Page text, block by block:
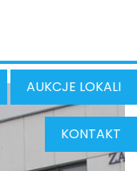
AUKCJE LOKALI
KONTAKT